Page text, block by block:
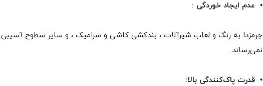
• عدم ایجاد خوردگی :
جرمزدا به رنگ و لعاب شیرآلات ، بندکشی کاشی و سرامیک ، و سایر سطوح آسیبی
نمی‌رساند.
• قدرت پاک‌کنندگی بالا: